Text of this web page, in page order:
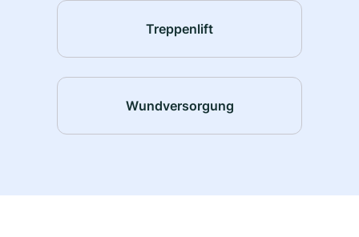
Treppenlift
Wundversorgung